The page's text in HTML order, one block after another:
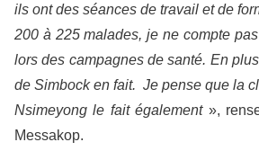
ils ont des séances de travail et de
200 à 225 malades, je ne compte
lors des campagnes de santé. En
de Simbock en fait. Je pense que la
Nsimeyong le fait également»,
Messakop.